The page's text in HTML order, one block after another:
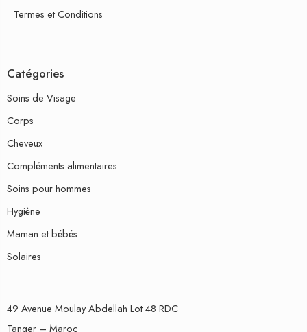
Termes et Conditions
Catégories
Soins de Visage
Corps
Cheveux
Compléments alimentaires
Soins pour hommes
Hygiène
Maman et bébés
Solaires
49 Avenue Moulay Abdellah Lot 48 RDC
Tanger – Maroc